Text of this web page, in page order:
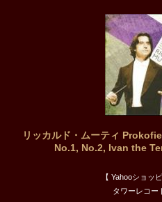
リッカルド・ムーティ
No.1, No.2, Ivan the
【 Yahooショッ
タワーレコー